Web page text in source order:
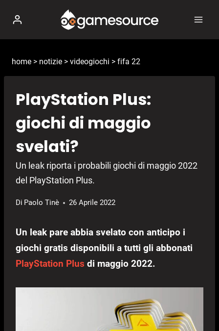
contenuto
home > notizie > videogiochi > fifa 22
PlayStation Plus:
giochi di maggio
svelati?
Un leak riporta i probabili giochi di maggio 2022
del PlayStation Plus.
Di Paolo Tinè 26 Aprile 2022
Un leak pare abbia svelato con anticipo i
giochi gratis disponibili a tutti gli abbonati
PlayStation Plus di maggio 2022.